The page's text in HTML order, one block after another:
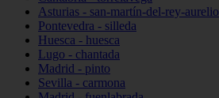
Asturias - san-martín-del-rey-aurelio
Pontevedra - silleda
Huesca - huesca
Lugo - chantada
Madrid - pinto
Sevilla - carmona